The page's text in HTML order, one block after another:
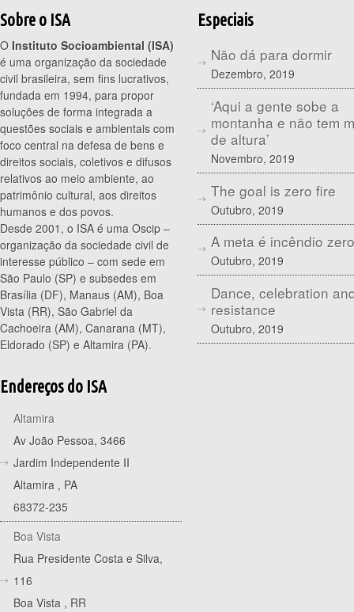
Sobre o ISA
O Instituto Socioambiental (ISA)
é uma organização da sociedade
civil brasileira, sem fins lucrativos,
fundada em 1994, para propor
soluções de forma integrada a
questões sociais e ambientais com
foco central na defesa de bens e
direitos sociais, coletivos e difusos
relativos ao meio ambiente, ao
patrimônio cultural, aos direitos
humanos e dos povos.
Desde 2001, o ISA é uma Oscip –
organização da sociedade civil de
interesse público – com sede em
São Paulo (SP) e subsedes em
Brasília (DF), Manaus (AM), Boa
Vista (RR), São Gabriel da
Cachoeira (AM), Canarana (MT),
Eldorado (SP) e Altamira (PA).
Endereços do ISA
Altamira
Av João Pessoa, 3466
Jardim Independente II
Altamira , PA
68372-235
Boa Vista
Rua Presidente Costa e Silva,
116
Boa Vista , RR
Especiais
Não dá para dormir
Dezembro, 2019
‘Aqui a gente sobe a
montanha e não tem
de altura’
Novembro, 2019
The goal is zero fire
Outubro, 2019
A meta é incêndio zero
Outubro, 2019
Dance, celebration
resistance
Outubro, 2019